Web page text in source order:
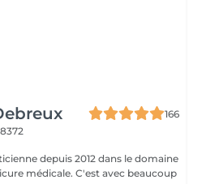
166
depuis 2012 dans le domaine
médicale. C'est avec beaucoup